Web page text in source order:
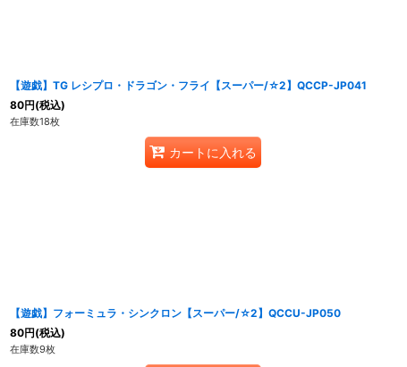
【遊戯】TG レシプロ・ドラゴン・フライ【スーパー/☆2】QCCP-JP041
80円(税込)
在庫数18枚
カートに入れる
【遊戯】フォーミュラ・シンクロン【スーパー/☆2】QCCU-JP050
80円(税込)
在庫数9枚